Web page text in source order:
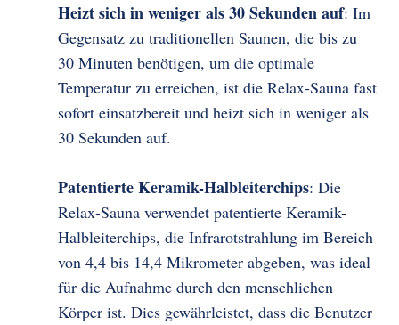
Heizt sich in weniger als 30 Sekunden auf: Im
Gegensatz zu traditionellen Saunen, die bis zu
30 Minuten benötigen, um die optimale
Temperatur zu erreichen, ist die Relax-Sauna fast
sofort einsatzbereit und heizt sich in weniger als
30 Sekunden auf.
Patentierte Keramik-Halbleiterchips: Die
Relax-Sauna verwendet patentierte Keramik-
Halbleiterchips, die Infrarotstrahlung im Bereich
von 4,4 bis 14,4 Mikrometer abgeben, was ideal
für die Aufnahme durch den menschlichen
Körper ist. Dies gewährleistet, dass die Benutzer